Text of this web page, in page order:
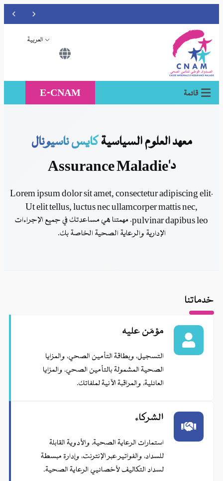
السياسيةكايس ناسيونال
Lorem ipsum dolor sit amet,
Ut elit tellus, luctus nec ullamcorper
pulvinar dapibus leo. مهمتنا هي مساعدتك في جميع الإجراءات
والرعاية الصحية الخاصة بك.
عليه
وبطاقة التأمين الصحي، والمزايا
المشمولة بالتأمين الصحي، والمزايا
والمراقبة الآنية لملفاتك.
الرعاية الصحية، والأدوية القابلة
والفواتير عبر الإنترنت، وإدارة مبسطة
التكاليف لأخصائيي الرعاية الصحية.